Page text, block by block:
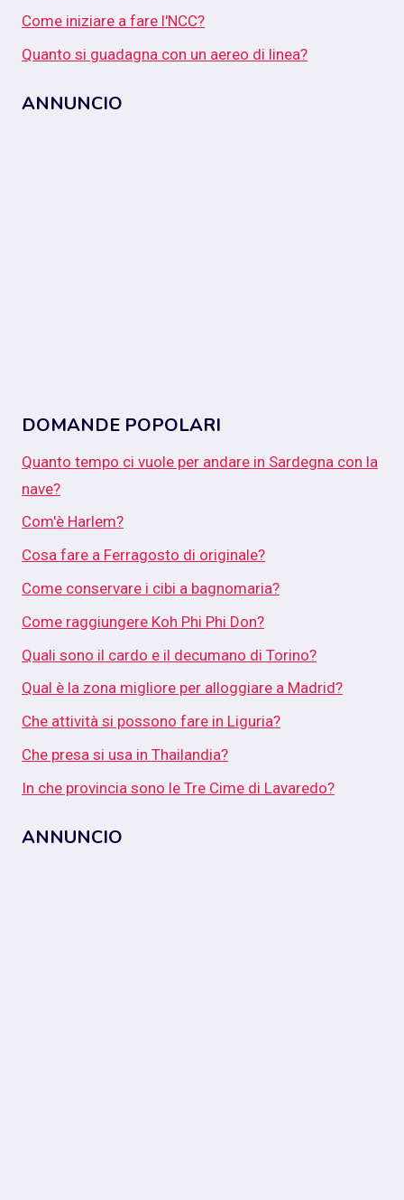
Come iniziare a fare l'NCC?
Quanto si guadagna con un aereo di linea?
ANNUNCIO
DOMANDE POPOLARI
Quanto tempo ci vuole per andare in Sardegna con la
nave?
Com'è Harlem?
Cosa fare a Ferragosto di originale?
Come conservare i cibi a bagnomaria?
Come raggiungere Koh Phi Phi Don?
Quali sono il cardo e il decumano di Torino?
Qual è la zona migliore per alloggiare a Madrid?
Che attività si possono fare in Liguria?
Che presa si usa in Thailandia?
In che provincia sono le Tre Cime di Lavaredo?
ANNUNCIO